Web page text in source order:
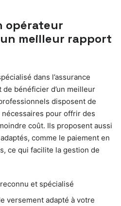
opérateur
meilleur rapport
dans l’assurance
bénéficier d’un meilleur
disposent de
nécessaires pour offrir des
coût. Ils proposent aussi
comme le paiement en
ce qui facilite la gestion de
et spécialisé
versement adapté à votre